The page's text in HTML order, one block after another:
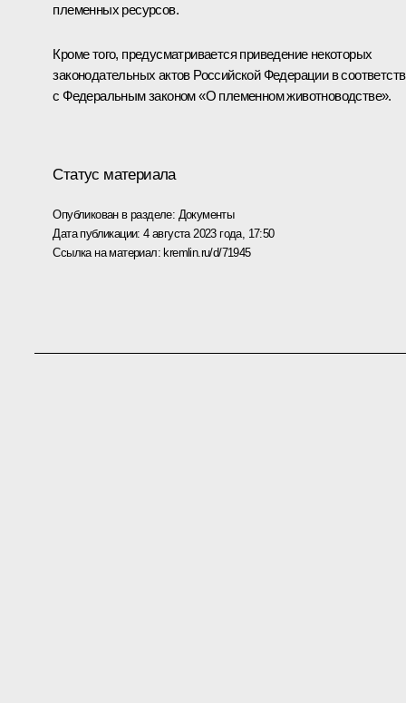
племенных ресурсов.
Кроме того, предусматривается приведение некоторых
законодательных актов Российской Федерации в
с Федеральным законом «О племенном животноводстве».
Статус материала
Опубликован в разделе: Документы
Дата публикации:4 августа 2023 года, 17:50
Ссылка на материал: kremlin.ru/d/71945